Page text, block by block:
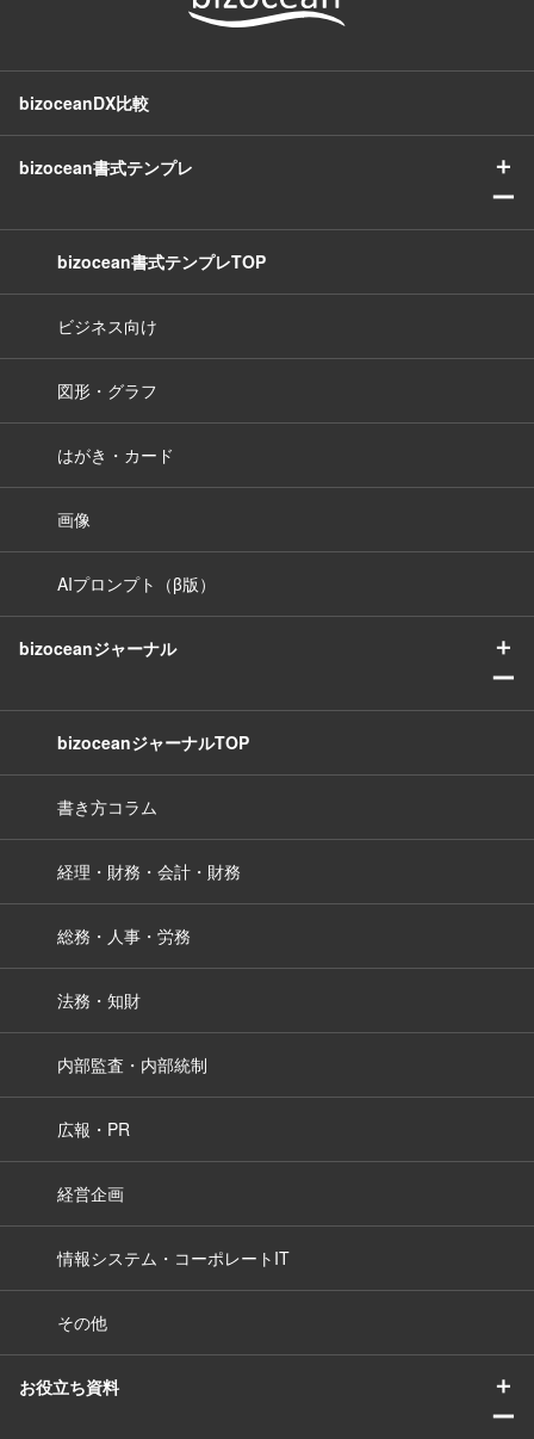
bizoceanDX比較
bizocean書式テンプレ
＋
ー
bizocean書式テンプレTOP
ビジネス向け
図形・グラフ
はがき・カード
画像
AIプロンプト（β版）
bizoceanジャーナル
＋
ー
bizoceanジャーナルTOP
書き方コラム
経理・財務・会計・財務
総務・人事・労務
法務・知財
内部監査・内部統制
広報・PR
経営企画
情報システム・コーポレートIT
その他
お役立ち資料
＋
ー